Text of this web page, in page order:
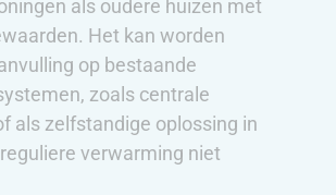
als oudere huizen met
Het kan worden
op bestaande
zoals centrale
als zelfstandige oplossing in
verwarming niet